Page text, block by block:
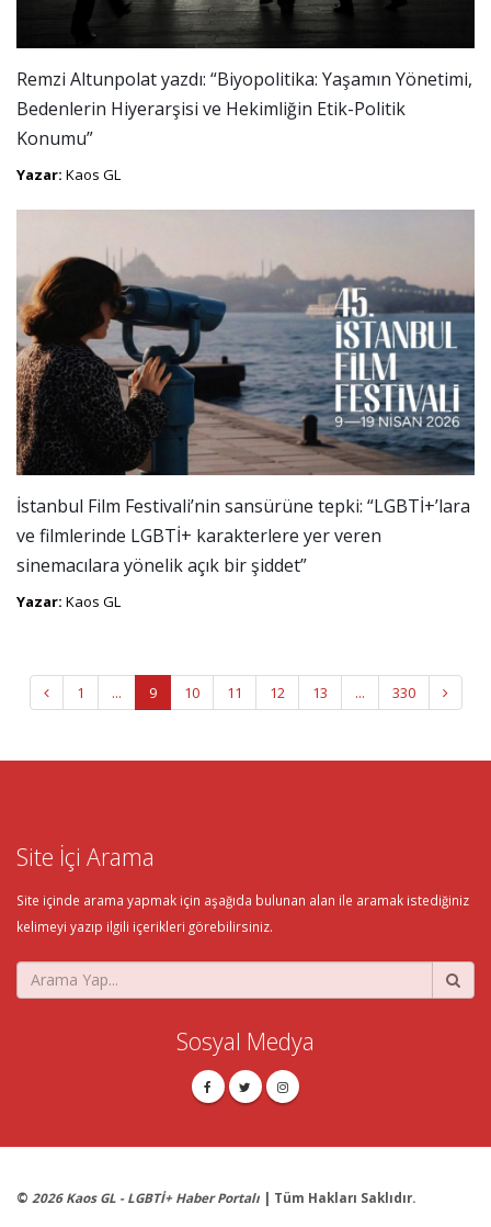
Remzi Altunpolat yazdı: “Biyopolitika: Yaşamın Yönetimi,
Bedenlerin Hiyerarşisi ve Hekimliğin Etik-Politik
Konumu”
Yazar: Kaos GL
İstanbul Film Festivali’nin sansürüne tepki: “LGBTİ+’lara
ve filmlerinde LGBTİ+ karakterlere yer veren
sinemacılara yönelik açık bir şiddet”
Yazar: Kaos GL
1 ... 9 10 11 12 13 ... 330
Site İçi Arama
Site içinde arama yapmak için aşağıda bulunan alan ile aramak istediğiniz
kelimeyi yazıp ilgili içerikleri görebilirsiniz.
Sosyal Medya
© 2026 Kaos GL - LGBTİ+ Haber Portalı | Tüm Hakları Saklıdır.